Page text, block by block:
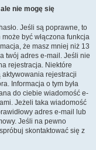
nie mogę się
Jeśli są poprawne, to
być włączona funkcja
że masz mniej niż 13
twój adres e-mail. Jeśli nie
rejestracja. Niektóre
rejestracji
Informacja o tym była
do ciebie wiadomość e-
Jeżeli taka wiadomość
adres e-mail lub
Jeśli na pewno
skontaktować się z